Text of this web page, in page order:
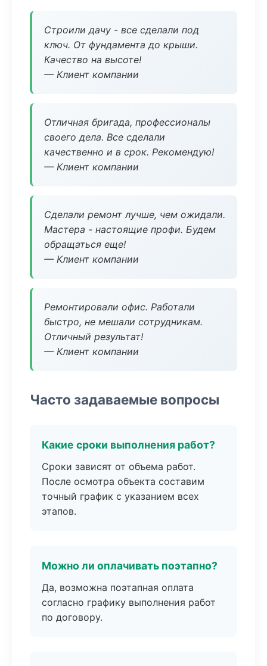
Строили дачу - все сделали под
ключ. От фундамента до крыши.
Качество на высоте!
— Клиент компании
Отличная бригада, профессионалы
своего дела. Все сделали
качественно и в срок. Рекомендую!
— Клиент компании
Сделали ремонт лучше, чем ожидали.
Мастера - настоящие профи. Будем
обращаться еще!
— Клиент компании
Ремонтировали офис. Работали
быстро, не мешали сотрудникам.
Отличный результат!
— Клиент компании
Часто задаваемые вопросы
Какие сроки выполнения работ?
Сроки зависят от объема работ.
После осмотра объекта составим
точный график с указанием всех
этапов.
Можно ли оплачивать поэтапно?
Да, возможна поэтапная оплата
согласно графику выполнения работ
по договору.